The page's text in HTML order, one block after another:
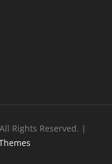
Rights Reserved. |